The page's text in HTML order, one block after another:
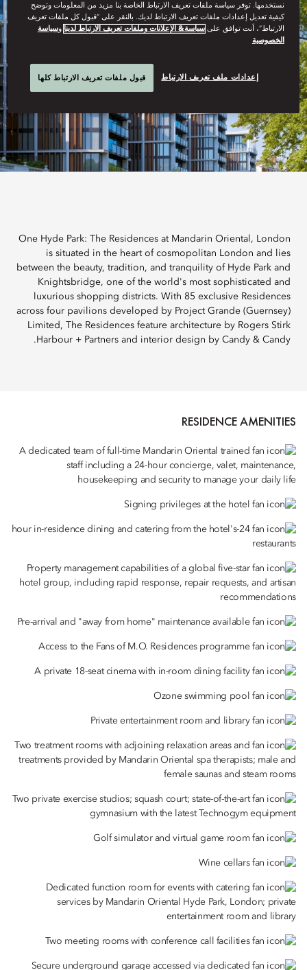
One Hyde Park: The Residences at Mandarin Oriental, London
is situated in the heart of cosmopolitan London and lies
between the beauty, tradition, and tranquility of Hyde Park and
Knightsbridge, one of the world's most sophisticated and
luxurious shopping districts. With 85 exclusive Residences
across four pavilions developed by Project Grande (Guernsey)
Limited, The Residences feature architecture by Rogers Stirk
Harbour + Partners and interior design by Candy & Candy.
RESIDENCE AMENITIES
A dedicated team of full-time Mandarin Oriental trained
staff including a 24-hour concierge, valet, maintenance,
housekeeping and security to manage your daily life
24-hour in-residence dining and catering from the hotel's
restaurants
Property management capabilities of a global five-star
hotel group, including rapid response, repair requests, and artisan
recommendations
Pre-arrival and "away from home" maintenance available
Access to the Fans of M.O. Residences programme
A private 18-seat cinema with in-room dining facility
Private entertainment room and library
Two treatment rooms with adjoining relaxation areas and
treatments provided by Mandarin Oriental spa therapists; male and
female saunas and steam rooms
Two private exercise studios; squash court; state-of-the-art
gymnasium with the latest Technogym equipment
Golf simulator and virtual game room
Wine cellars
Dedicated function room for events with catering
services by Mandarin Oriental Hyde Park, London; private
entertainment room and library
Two meeting rooms with conference call facilities
Secure underground garage accessed via dedicated
نستخدمها. توفر سياسة ملفات تعريف الارتباط الخاصة بنا مزيد من المعلومات وتوضح
كيفية تعديل إعدادات ملفات تعريف الارتباط لديك. بالنقر على “قبول كل ملفات تعريف
الارتباط”، أنت توافق علىسياسة& الإعلانات وملفات تعريف الارتباط لدينا وسياسة
الخصوصية
إعدادات ملف تعريف الارتباط قبول ملفات تعريف الارتباط كلها